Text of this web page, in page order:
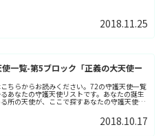
2018.11.25
一覧-第5ブロック「正義の大天使ー
ちらからお読みください。72の守護天使一覧
あなたの守護天使リストです。あなたの誕生
所の天使が、ここで探すあなたの守護天使と
2018.10.17